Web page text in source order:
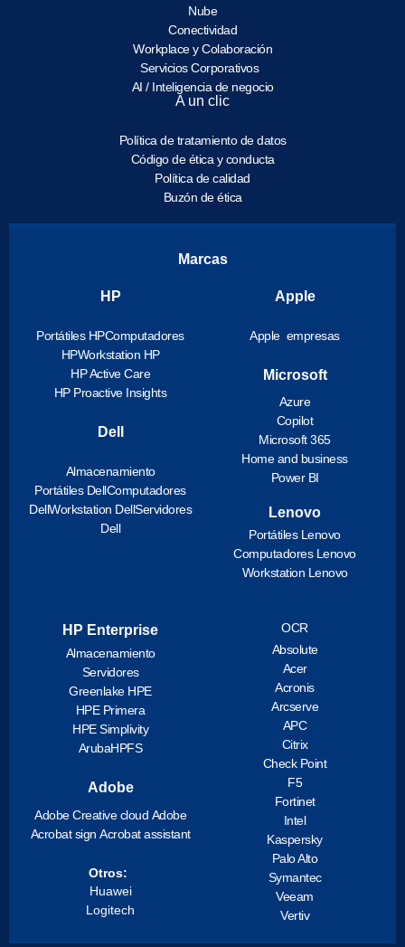
Nube
Conectividad
Workplace y Colaboración
Servicios Corporativos
AI / Inteligencia de negocio
A un clic
Política de tratamiento de datos
Código de ética y conducta
Política de calidad
Buzón de ética
Marcas
HP
Portátiles HPComputadores
HPWorkstation HP
HP Active Care
HP Proactive Insights
Dell
Almacenamiento
Portátiles DellComputadores
DellWorkstation DellServidores
Dell
Apple
Apple empresas
Microsoft
Azure
Copilot
Microsoft 365
Home and business
Power BI
Lenovo
Portátiles Lenovo
Computadores Lenovo
Workstation Lenovo
HP Enterprise
Almacenamiento
Servidores
Greenlake HPE
HPE Primera
HPE Simplivity
ArubaHPFS
Adobe
Adobe Creative cloud Adobe
Acrobat sign Acrobat assistant
Otros:
Huawei
Logitech
OCR
Absolute
Acer
Acronis
Arcserve
APC
Citrix
Check Point
F5
Fortinet
Intel
Kaspersky
Palo Alto
Symantec
Veeam
Vertiv